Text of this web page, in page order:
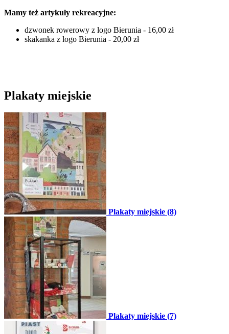
Mamy też artykuły rekreacyjne:
dzwonek rowerowy z logo Bierunia - 16,00 zł
skakanka z logo Bierunia - 20,00 zł
Plakaty miejskie
Plakaty miejskie (8)
Plakaty miejskie (7)